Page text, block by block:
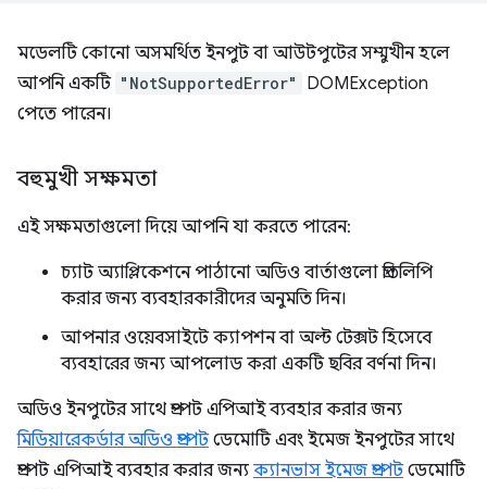
মডেলটি কোনো অসমর্থিত ইনপুট বা আউটপুটের সম্মুখীন হলে
আপনি একটি "NotSupportedError"
DOMException
পেতে পারেন।
বহুমুখী সক্ষমতা
এই সক্ষমতাগুলো দিয়ে আপনি যা করতে পারেন:
চ্যাট অ্যাপ্লিকেশনে পাঠানো অডিও বার্তাগুলো প্রতিলিপি
করার জন্য ব্যবহারকারীদের অনুমতি দিন।
আপনার ওয়েবসাইটে ক্যাপশন বা অল্ট টেক্সট হিসেবে
ব্যবহারের জন্য আপলোড করা একটি ছবির বর্ণনা দিন।
অডিও ইনপুটের সাথে প্রম্পট এপিআই ব্যবহার করার জন্য
মিডিয়ারেকর্ডার অডিও প্রম্পটডেমোটি এবং ইমেজ ইনপুটের সাথে
প্রম্পট এপিআই ব্যবহার করার জন্য ক্যানভাস ইমেজ প্রম্পটডেমোটি